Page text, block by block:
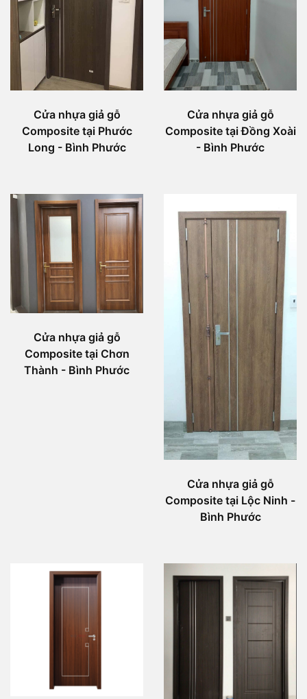
Cửa nhựa giả gỗ
Composite tại Phước
Long - Bình Phước
Cửa nhựa giả gỗ
Composite tại Đồng Xoài
- Bình Phước
Cửa nhựa giả gỗ
Composite tại Chơn
Thành - Bình Phước
Cửa nhựa giả gỗ
Composite tại Lộc Ninh -
Bình Phước